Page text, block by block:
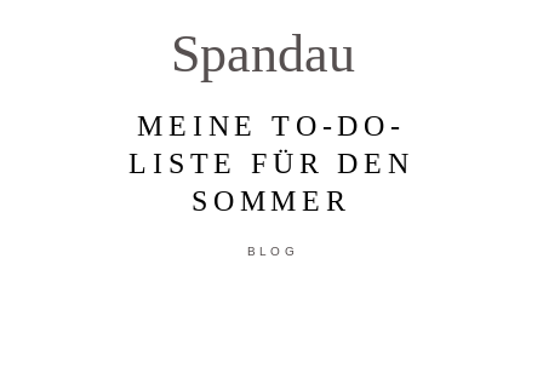
Spandau
MEINE TO-DO-
LISTE FÜR DEN
SOMMER
BLOG